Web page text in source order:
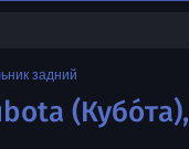
задний